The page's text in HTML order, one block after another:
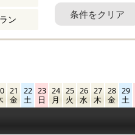
ン 条件をクリア
21
金
22
土
23
日
24
月
25
火
26
水
27
木
28
金
29
土